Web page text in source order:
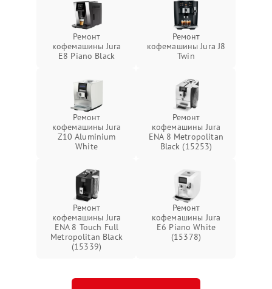
Ремонт
кофемашины Jura
E8 Piano Black
Ремонт
кофемашины Jura J8
Twin
Ремонт
кофемашины Jura
Z10 Aluminium
White
Ремонт
кофемашины Jura
ENA 8 Metropolitan
Black (15253)
Ремонт
кофемашины Jura
ENA 8 Touch Full
Metropolitan Black
(15339)
Ремонт
кофемашины Jura
E6 Piano White
(15378)